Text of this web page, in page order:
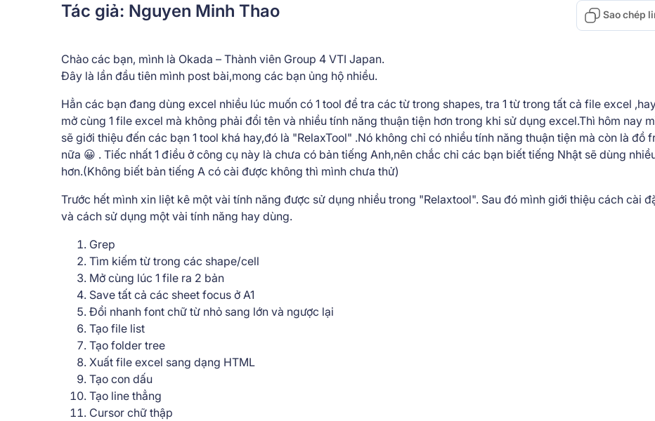
Tác giả: Nguyen Minh Thao Sao chép
Chào các bạn, mình là Okada – Thành viên Group 4 VTI Japan.
Đây là lần đầu tiên mình post bài,mong các bạn ủng hộ nhiều.
Hẳn các bạn đang dùng excel nhiều lúc muốn có 1 tool để tra các từ trong shapes, tra 1 từ trong tất cả file excel
mở cùng 1 file excel mà không phải đổi tên và nhiều tính năng thuận tiện hơn trong khi sử dụng excel.Thì hôm nay
sẽ giới thiệu đến các bạn 1 tool khá hay,đó là "RelaxTool" .Nó không chỉ có nhiều tính năng thuận tiện mà còn là đồ
nữa 😀 . Tiếc nhất 1 điều ở công cụ này là chưa có bản tiếng Anh,nên chắc chỉ các bạn biết tiếng Nhật sẽ dùng
hơn.(Không biết bản tiếng A có cài được không thì mình chưa thử)
Trước hết mình xin liệt kê một vài tính năng được sử dụng nhiều trong "Relaxtool". Sau đó mình giới thiệu cách cài
và cách sử dụng một vài tính năng hay dùng.
Grep
Tìm kiếm từ trong các shape/cell
Mở cùng lúc 1 file ra 2 bản
Save tất cả các sheet focus ở A1
Đổi nhanh font chữ từ nhỏ sang lớn và ngược lại
Tạo file list
Tạo folder tree
Xuất file excel sang dạng HTML
Tạo con dấu
Tạo line thẳng
Cursor chữ thập